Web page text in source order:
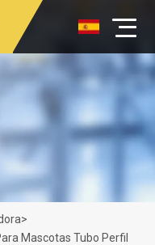
>
Mascotas Tubo Perfil